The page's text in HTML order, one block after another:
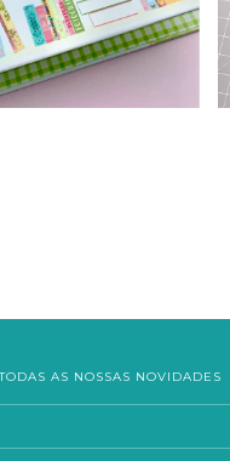
AS NOSSAS NOVIDADES